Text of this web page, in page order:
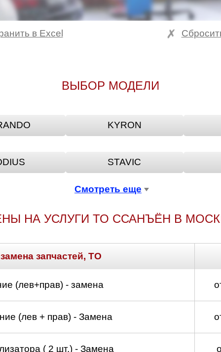
в Excel
ВЫБОР МОДЕЛИ
KYRON
STAVIC
Смотреть еще
НА УСЛУГИ ТО ССАНЪЁН В
запчастей, ТО
(лев+прав) - замена
(лев + прав) - Замена
( 2 шт.) - Замена